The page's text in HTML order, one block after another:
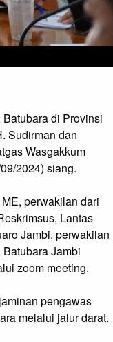
di Provinsi
Sudirman dan
Wasgakkum
2024) siang.
perwakilan dari
Lantas
Jambi, perwakilan
Jambi
zoom meeting.
pengawas
melalui jalur darat.